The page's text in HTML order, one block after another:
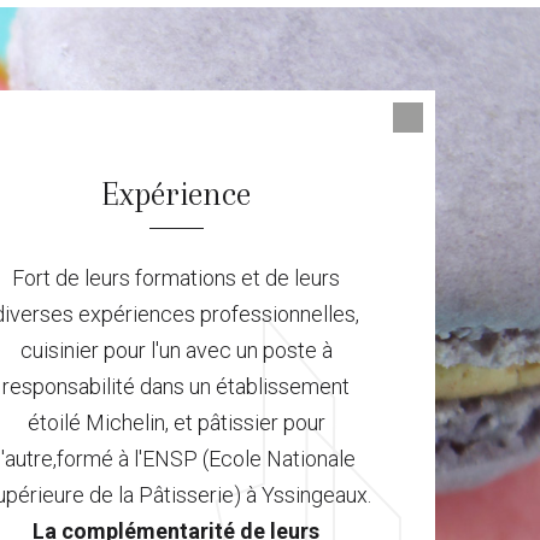
Expérience
Fort de leurs formations et de leurs
expériences professionnelles,
cuisinier pour l'un avec un poste à
responsabilité dans un établissement
étoilé Michelin, et pâtissier pour
à l'ENSP (Ecole Nationale
de la Pâtisserie) à Yssingeaux.
La complémentarité de leurs